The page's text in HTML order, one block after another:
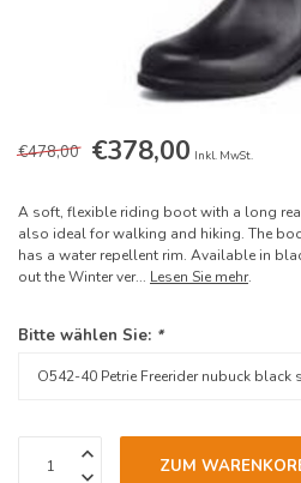
€478,00 €378,00 Inkl. MwSt.
A soft, flexible riding boot with a long
also ideal for walking and hiking. The
has a water repellent rim. Available in
out the Winter ver... Lesen Sie mehr.
Bitte wählen Sie: *
ZUM